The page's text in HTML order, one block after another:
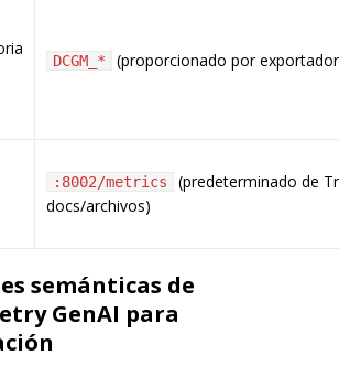
DCGM_* (proporcionado por
:8002/metrics
(predeterminado de
docs/archivos)
semánticas de
GenAI para